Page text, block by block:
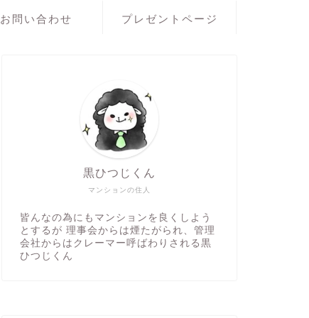
お問い合わせ プレゼントページ
マンションの住人
黒ひつじくん
皆んなの為にもマンションを良くしよう
とするが 理事会からは煙たがられ、管理
会社からはクレーマー呼ばわりされる黒
ひつじくん